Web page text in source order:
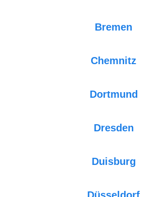
Bremen
Chemnitz
Dortmund
Dresden
Duisburg